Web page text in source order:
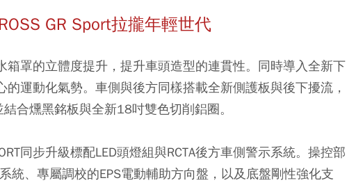
GR Sport拉攏年輕世代
水箱罩的立體度提升，提升車頭造型的連貫性。同時導入全新下
運動化氣勢。車側與後方同樣搭載全新側護板與後下擾流，
合燻黑銘板與全新18吋雙色切削鋁圈。
同步升級標配LED頭燈組與RCTA後方車側警示系統。操控部
統、專屬調校的EPS電動輔助方向盤，以及底盤剛性強化支